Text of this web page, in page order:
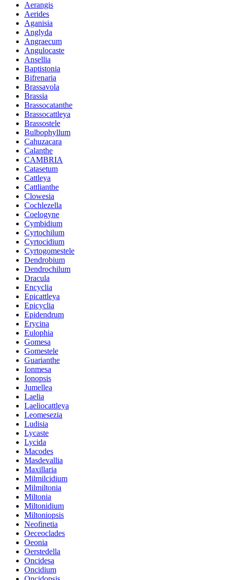
Aerangis
Aerides
Aganisia
Anglyda
Angraecum
Angulocaste
Ansellia
Baptistonia
Bifrenaria
Brassavola
Brassia
Brassocatanthe
Brassocattleya
Brassostele
Bulbophyllum
Cahuzacara
Calanthe
CAMBRIA
Catasetum
Cattleya
Cattlianthe
Clowesia
Cochlezella
Coelogyne
Cymbidium
Cyrtochilum
Cyrtocidium
Cyrtogomestele
Dendrobium
Dendrochilum
Dracula
Encyclia
Epicattleya
Epicyclia
Epidendrum
Erycina
Eulophia
Gomesa
Gomestele
Guarianthe
Ionmesa
Ionopsis
Jumellea
Laelia
Laeliocattleya
Leomesezia
Ludisia
Lycaste
Lycida
Macodes
Masdevallia
Maxillaria
Milmilcidium
Milmiltonia
Miltonia
Miltonidium
Miltoniopsis
Neofinetia
Oeceoclades
Oeonia
Oerstedella
Oncidesa
Oncidium